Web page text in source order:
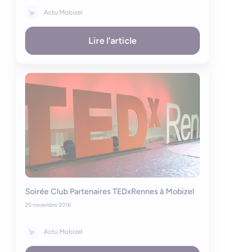
Actu Mobizel
Lire l'article
Soirée Club Partenaires TEDxRennes à Mobizel
25 novembre 2016
Actu Mobizel